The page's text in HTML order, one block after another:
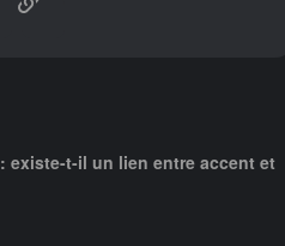
existe-t-il un lien entre accent et